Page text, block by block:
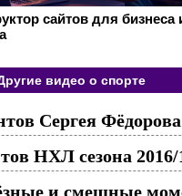
сайтов для бизнеса
видео о спорте
Сергея
НХЛ сезона 2016/
и смешные